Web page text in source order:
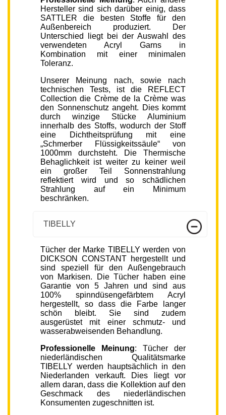
Hersteller sind sich darüber einig, dass
SATTLER die besten Stoffe für den
Außenbereich produziert. Der
Unterschied liegt bei der Auswahl des
verwendeten Acryl Garns in
Kombination mit einer minimalen
Toleranz.
Unserer Meinung nach, sowie nach
technischen Tests, ist die REFLECT
Collection die Crème de la Crème was
den Sonnenschutz angeht. Dies kommt
durch winzige Stücke Aluminium
innerhalb des Stoffs, wodurch der Stoff
eine Dichtheitsprüfung mit eine
„Schmerber Flüssigkeitssäule“ von
1000mm durchsteht. Die Thermische
Behaglichkeit ist weiter zu keiner weil
ein großer Teil Sonnenstrahlung
reflektiert wird und so schädlichen
Strahlung auf ein Minimum
beschränken.
TIBELLY
Tücher der Marke TIBELLY werden von
DICKSON CONSTANT hergestellt und
sind speziell für den Außengebrauch
von Markisen. Die Tücher haben eine
Garantie von 5 Jahren und sind aus
100% spinndüsengefärbtem Acryl
hergestellt, so dass die Farbe langer
schön bleibt. Sie sind zudem
ausgerüstet mit einer schmutz- und
wasserabweisenden Behandlung.
Professionelle Meinung: Tücher der
niederländischen Qualitätsmarke
TIBELLY werden hauptsächlich in den
Niederlanden verkauft. Dies liegt vor
allem daran, dass die Kollektion auf den
Geschmack des niederländischen
Konsumenten zugeschnitten ist.